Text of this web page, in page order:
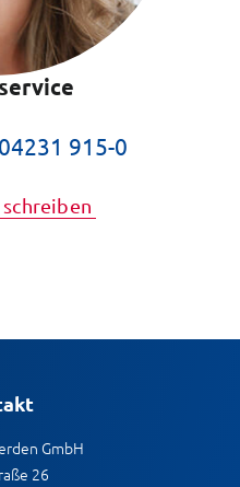
915-0
schreiben
GmbH
26